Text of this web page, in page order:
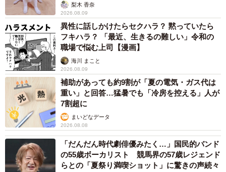
梨木 香奈
2026.08.09
異性に話しかけたらセクハラ？ 黙っていたら
フキハラ？ 「最近、生きるの難しい」令和の
職場で悩む上司【漫画】
海川 まこと
2026.08.09
補助があっても約9割が「夏の電気・ガス代は
重い」と回答…猛暑でも「冷房を控える」人が
7割超に
まいどなデータ
2026.08.08
「だんだん時代劇俳優みたく…」国民的バンド
の55歳ボーカリスト 競馬界の57歳レジェンド
らとの「夏祭り満喫ショット」に驚きの声続々